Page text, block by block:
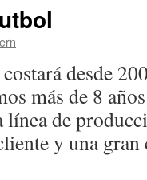
desde
más de 8
línea de
y una